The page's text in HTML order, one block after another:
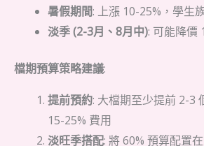
暑假期間: 上漲 10-25%，學生
淡季 (2-3月、8月中): 可能降價
檔期預算策略建議:
提前預約: 大檔期至少提前 2-3
15-25% 費用
淡旺季搭配: 將 60% 預算配置